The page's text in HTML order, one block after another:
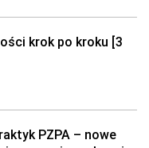
krok po kroku [3
PZPA – nowe